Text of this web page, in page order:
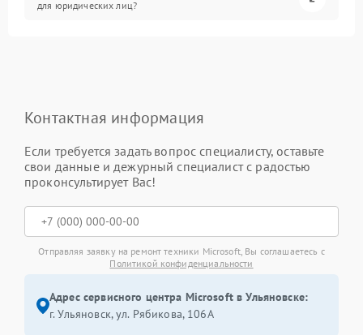
для юридических лиц?
Контактная информация
Если требуется задать вопрос специалисту, оставьте
свои данные и дежурный специалист с радостью
проконсультирует Вас!
Отправляя заявку на ремонт техники Microsoft, Вы соглашаетесь с
Политикой конфиденциальности
Адрес сервисного центра Microsoft в Ульяновске:
г. Ульяновск, ул. Рябикова, 106А